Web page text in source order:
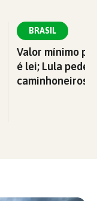
BRASIL
Valor mínimo
é lei; Lula pede
caminhoneiros